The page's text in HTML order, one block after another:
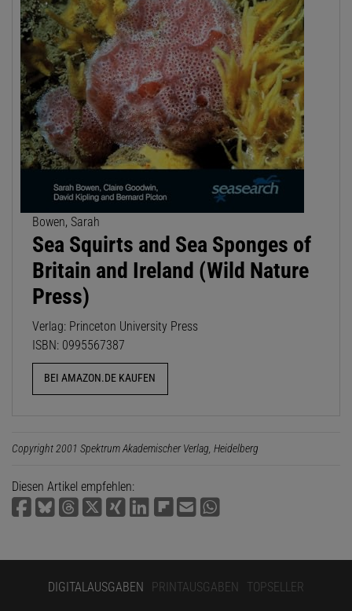
Bowen, Sarah
Sea Squirts and Sea Sponges of
Britain and Ireland (Wild Nature
Press)
Verlag: Princeton University Press
ISBN: 0995567387
BEI AMAZON.DE KAUFEN
Copyright 2001 Spektrum Akademischer Verlag, Heidelberg
Diesen Artikel empfehlen:
DIGITALAUSGABEN PRINTAUSGABEN TOPSELLER